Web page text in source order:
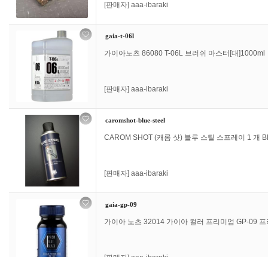
[판매자] aaa-ibaraki
gaia-t-06l
가이아노츠 86080 T-06L 브러쉬 마스터[대]1000ml
[판매자] aaa-ibaraki
caromshot-blue-steel
CAROM SHOT (캐롬 샷) 블루 스틸 스프레이 1 개
[판매자] aaa-ibaraki
gaia-gp-09
가이아 노츠 32014 가이아 컬러 프리미엄 GP-09